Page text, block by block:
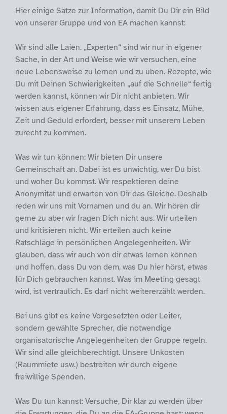
Hier einige Sätze zur Information, damit Du Dir ein Bild
von unserer Gruppe und von EA machen kannst:
Wir sind alle Laien. „Experten“ sind wir nur in eigener
Sache, in der Art und Weise wie wir versuchen, eine
neue Lebensweise zu lernen und zu üben. Rezepte, wie
Du mit Deinen Schwierigkeiten „auf die Schnelle“ fertig
werden kannst, können wir Dir nicht anbieten. Wir
wissen aus eigener Erfahrung, dass es Einsatz, Mühe,
Zeit und Geduld erfordert, besser mit unserem Leben
zurecht zu kommen.
Was wir tun können: Wir bieten Dir unsere
Gemeinschaft an. Dabei ist es unwichtig, wer Du bist
und woher Du kommst. Wir respektieren deine
Anonymität und erwarten von Dir das Gleiche. Deshalb
reden wir uns mit Vornamen und du an. Wir hören dir
gerne zu aber wir fragen Dich nicht aus. Wir urteilen
und kritisieren nicht. Wir erteilen auch keine
Ratschläge in persönlichen Angelegenheiten. Wir
glauben, dass wir auch von dir etwas lernen können
und hoffen, dass Du von dem, was Du hier hörst, etwas
für Dich gebrauchen kannst. Was im Meeting gesagt
wird, ist vertraulich. Es darf nicht weitererzählt werden.
Bei uns gibt es keine Vorgesetzten oder Leiter,
sondern gewählte Sprecher, die notwendige
organisatorische Angelegenheiten der Gruppe regeln.
Wir sind alle gleichberechtigt. Unsere Unkosten
(Raummiete usw.) bestreiten wir durch eigene
freiwillige Spenden.
Was Du tun kannst: Versuche, Dir klar zu werden über